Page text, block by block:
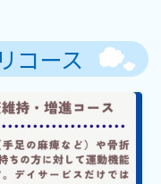
コース